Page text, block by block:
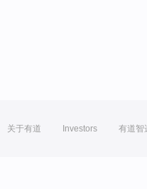
关于有道 Investors 有道智